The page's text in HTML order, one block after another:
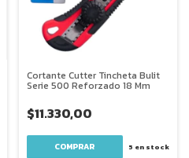
Cortante Cutter Tincheta Bulit
Serie 500 Reforzado 18 Mm
$11.330,00
5 en stock